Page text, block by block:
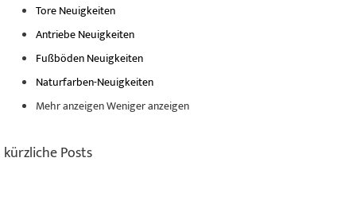
Tore Neuigkeiten
Antriebe Neuigkeiten
Fußböden Neuigkeiten
Naturfarben-Neuigkeiten
Mehr anzeigenWeniger anzeigen
kürzliche Posts